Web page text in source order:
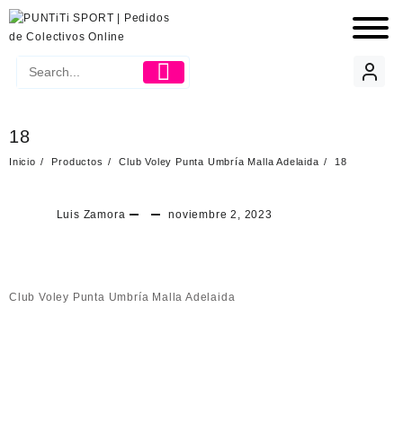
18
Inicio Productos Club Voley Punta Umbría Malla Adelaida 18
Luis Zamora noviembre 2, 2023
Club Voley Punta Umbría Malla Adelaida